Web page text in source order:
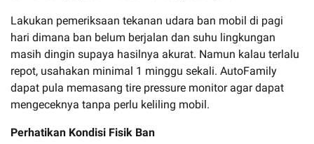
Lakukan pemeriksaan tekanan udara ban mobil di pagi
hari dimana ban belum berjalan dan suhu lingkungan
masih dingin supaya hasilnya akurat. Namun kalau terlalu
repot, usahakan minimal 1 minggu sekali. AutoFamily
dapat pula memasang tire pressure monitor agar dapat
mengeceknya tanpa perlu keliling mobil.
Perhatikan Kondisi Fisik Ban